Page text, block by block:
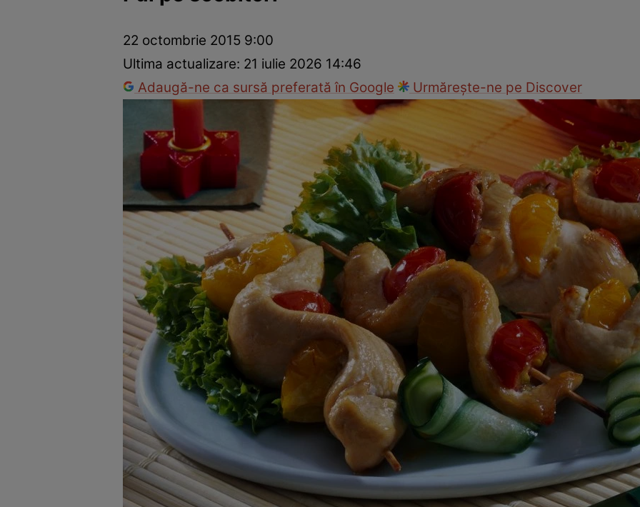
Mâncăruri rapideRețete cu legume
22 octombrie 2015 9:00
Ultima actualizare: 21 iulie 2026 14:46
Adaugă-ne ca sursă preferată în Google
Urmărește-ne pe Discover